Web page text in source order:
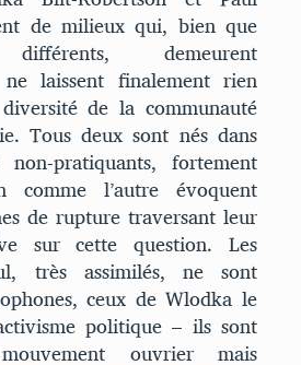
de milieux qui, bien que
différents, demeurent
laissent finalement rien
de la communauté
Tous deux sont nés dans
pratiquants, fortement
comme l’autre évoquent
de rupture traversant leur
sur cette question. Les
très assimilés, ne sont
ceux de Wlodka le
politique – ils sont
ouvrier mais